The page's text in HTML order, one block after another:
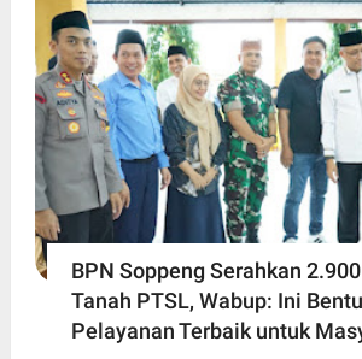
BPN Soppeng Serahkan
Tanah PTSL, Wabup: Ini
Pelayanan Terbaik untuk